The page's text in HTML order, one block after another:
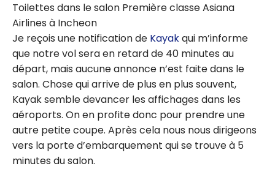
Toilettes dans le salon Première classe Asiana
Airlines à Incheon
Je reçois une notification de Kayakqui m’informe
que notre vol sera en retard de 40 minutes au
départ, mais aucune annonce n’est faite dans le
salon. Chose qui arrive de plus en plus souvent,
Kayak semble devancer les affichages dans les
aéroports. On en profite donc pour prendre une
autre petite coupe. Après cela nous nous dirigeons
vers la porte d’embarquement qui se trouve à 5
minutes du salon.